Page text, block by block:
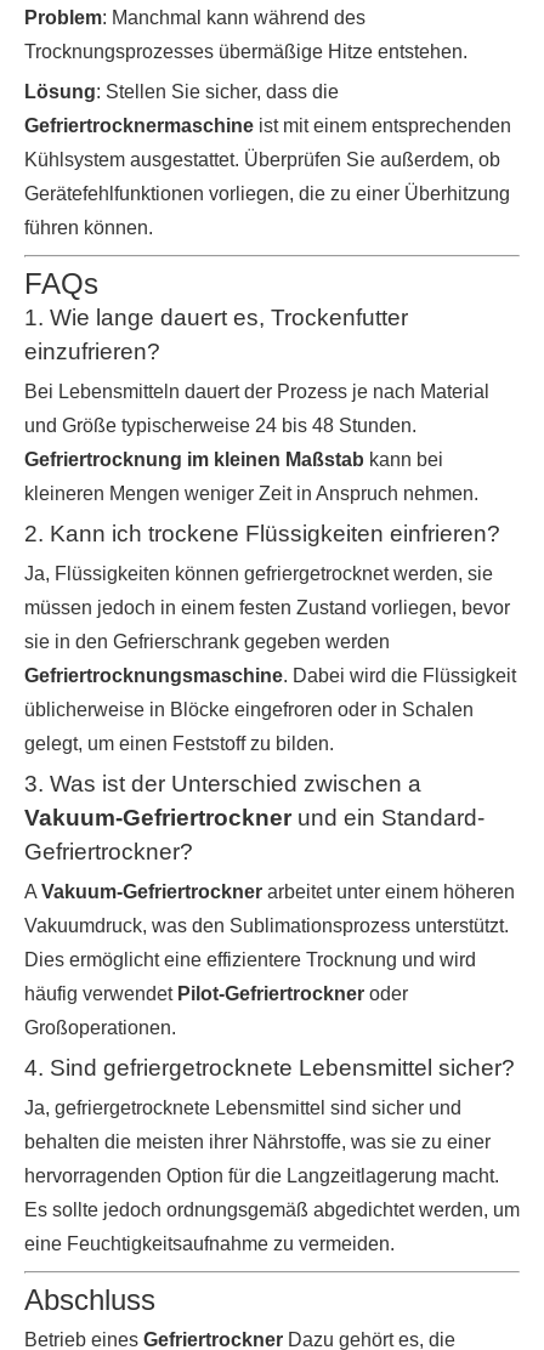
Problem: Manchmal kann während des
Trocknungsprozesses übermäßige Hitze entstehen.
Lösung: Stellen Sie sicher, dass die
Gefriertrocknermaschine ist mit einem entsprechenden
Kühlsystem ausgestattet. Überprüfen Sie außerdem, ob
Gerätefehlfunktionen vorliegen, die zu einer Überhitzung
führen können.
FAQs
1. Wie lange dauert es, Trockenfutter
einzufrieren?
Bei Lebensmitteln dauert der Prozess je nach Material
und Größe typischerweise 24 bis 48 Stunden.
Gefriertrocknung im kleinen Maßstab kann bei
kleineren Mengen weniger Zeit in Anspruch nehmen.
2. Kann ich trockene Flüssigkeiten einfrieren?
Ja, Flüssigkeiten können gefriergetrocknet werden, sie
müssen jedoch in einem festen Zustand vorliegen, bevor
sie in den Gefrierschrank gegeben werden
Gefriertrocknungsmaschine. Dabei wird die Flüssigkeit
üblicherweise in Blöcke eingefroren oder in Schalen
gelegt, um einen Feststoff zu bilden.
3. Was ist der Unterschied zwischen a
Vakuum-Gefriertrockner und ein Standard-
Gefriertrockner?
A Vakuum-Gefriertrockner arbeitet unter einem höheren
Vakuumdruck, was den Sublimationsprozess unterstützt.
Dies ermöglicht eine effizientere Trocknung und wird
häufig verwendet Pilot-Gefriertrockner oder
Großoperationen.
4. Sind gefriergetrocknete Lebensmittel sicher?
Ja, gefriergetrocknete Lebensmittel sind sicher und
behalten die meisten ihrer Nährstoffe, was sie zu einer
hervorragenden Option für die Langzeitlagerung macht.
Es sollte jedoch ordnungsgemäß abgedichtet werden, um
eine Feuchtigkeitsaufnahme zu vermeiden.
Abschluss
Betrieb eines Gefriertrockner Dazu gehört es, die